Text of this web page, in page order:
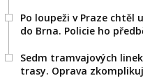
Po loupeži v Praze chtěl
do Brna. Policie ho
Sedm tramvajových
trasy. Oprava